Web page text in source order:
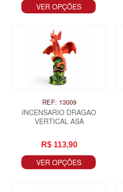
VER OPÇÕES
REF: 13009
INCENSARIO DRAGAO
VERTICAL ASA
R$ 113,90
VER OPÇÕES